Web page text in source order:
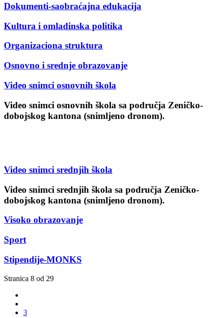
Dokumenti-saobraćajna edukacija
Kultura i omladinska politika
Organizaciona struktura
Osnovno i srednje obrazovanje
Video snimci osnovnih škola
Video snimci osnovnih škola sa područja Zeničko-
dobojskog kantona (snimljeno dronom).
Video snimci srednjih škola
Video snimci srednjih škola sa područja Zeničko-
dobojskog kantona (snimljeno dronom).
Visoko obrazovanje
Sport
Stipendije-MONKS
Stranica 8 od 29
3